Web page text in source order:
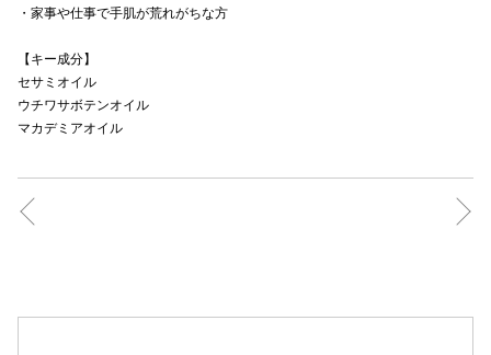
・家事や仕事で手肌が荒れがちな方
【キー成分】
セサミオイル
ウチワサボテンオイル
マカデミアオイル